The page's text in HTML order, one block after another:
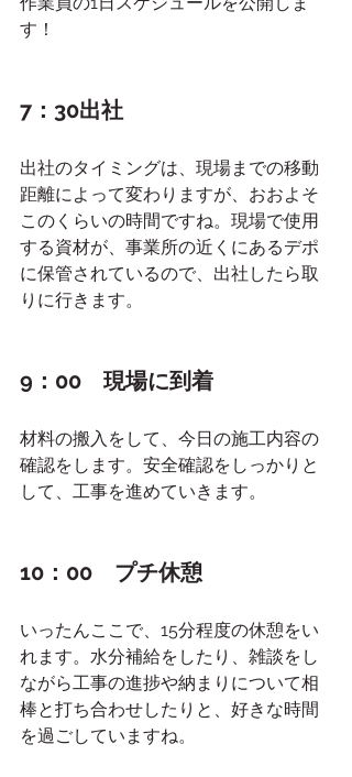
す！
7：30出社
出社のタイミングは、現場までの移動
距離によって変わりますが、おおよそ
このくらいの時間ですね。現場で使用
する資材が、事業所の近くにあるデポ
に保管されているので、出社したら取
りに行きます。
9：00　現場に到着
材料の搬入をして、今日の施工内容の
確認をします。安全確認をしっかりと
して、工事を進めていきます。
10：00　プチ休憩
いったんここで、15分程度の休憩をい
れます。水分補給をしたり、雑談をし
ながら工事の進捗や納まりについて相
棒と打ち合わせしたりと、好きな時間
を過ごしていますね。